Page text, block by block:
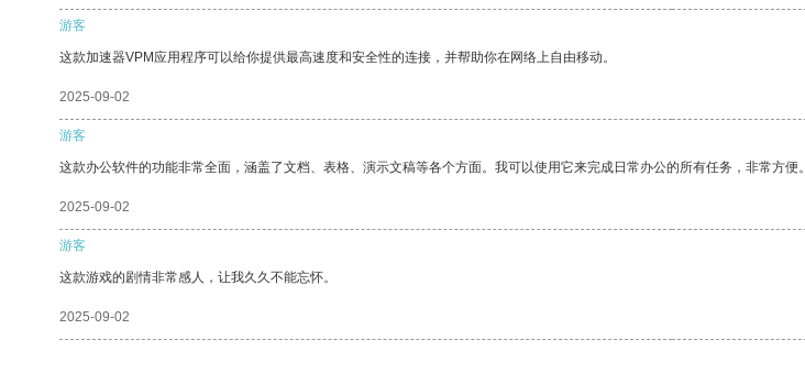
游客
这款加速器VPM应用程序可以给你提供最高速度和安全性的连接，并帮助你在网络上自由移动。
2025-09-02
游客
这款办公软件的功能非常全面，涵盖了文档、表格、演示文稿等各个方面。我可以使用它来完成日常办公的所有任务，非常方便。
2025-09-02
游客
这款游戏的剧情非常感人，让我久久不能忘怀。
2025-09-02